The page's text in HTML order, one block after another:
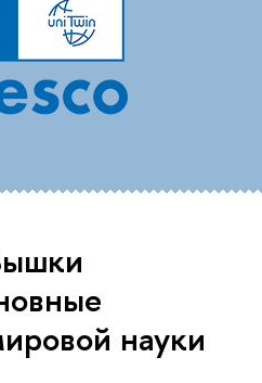
науки